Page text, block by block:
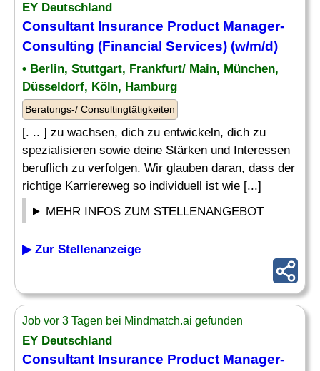
EY Deutschland
Consultant Insurance Product Manager-
Consulting (Financial Services) (w/m/d)
• Berlin, Stuttgart, Frankfurt/ Main, München,
Düsseldorf, Köln, Hamburg
Beratungs-/ Consultingtätigkeiten
[. .. ] zu wachsen, dich zu entwickeln, dich zu
spezialisieren sowie deine Stärken und Interessen
beruflich zu verfolgen. Wir glauben daran, dass der
richtige Karriereweg so individuell ist wie [...]
MEHR INFOS ZUM STELLENANGEBOT
▶ Zur Stellenanzeige
Job vor 3 Tagen bei Mindmatch.ai gefunden
EY Deutschland
Consultant Insurance Product Manager-